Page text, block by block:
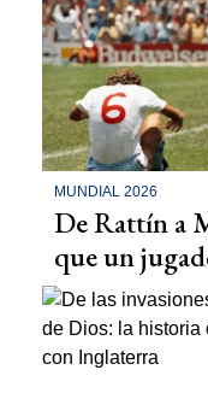
MUNDIAL 2026
De Rattín a
que un